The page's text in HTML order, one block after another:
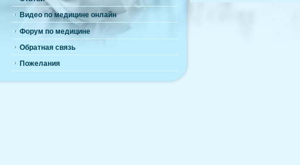
Видео по медицине онлайн
Форум по медицине
Обратная связь
Пожелания